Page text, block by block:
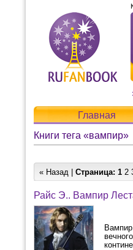
Главная
Книги тега «вампир»
« Назад | Страница: 1 2
Райс Э.. Вампир